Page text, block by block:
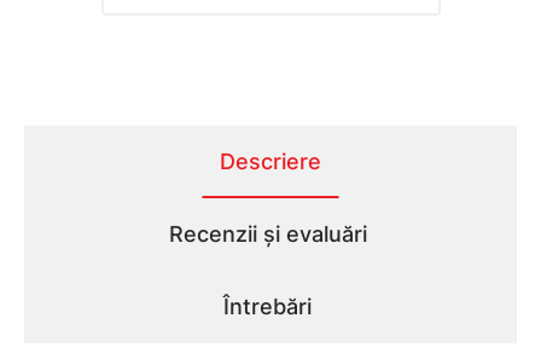
Descriere
Recenzii și evaluări
Întrebări